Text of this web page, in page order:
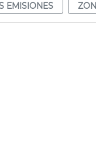
EMISIONES